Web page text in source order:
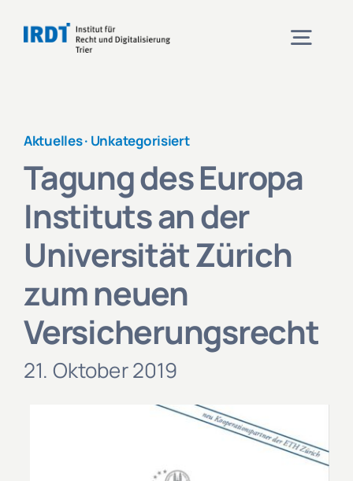
Inhalt
Veranstaltungen
Projekte
Kontakt und Anfahrt
Aktuelles · Unkategorisiert
Tagung des Europa
Instituts an der
Universität Zürich
zum neuen
Versicherungsrecht
21. Oktober 2019